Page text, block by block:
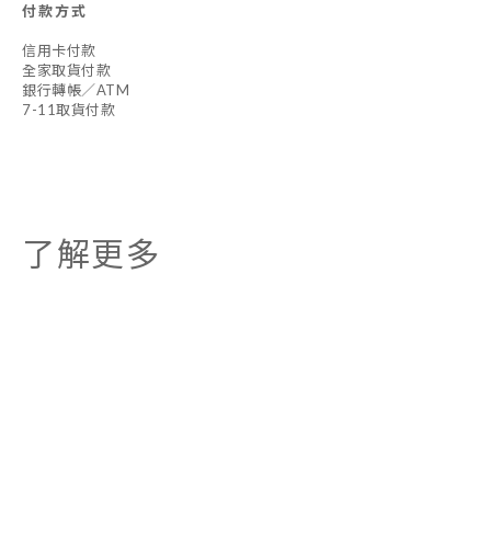
付款方式
信用卡付款
全家取貨付款
銀行轉帳／ATM
7-11取貨付款
了解更多